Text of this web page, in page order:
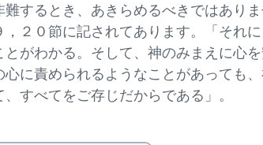
難するとき、あきらめるべきではあり
２０節に記されてあります。「それ
がわかる。そして、神のみまえに心
に責められるようなことがあっても
すべてをご存じだからである」。